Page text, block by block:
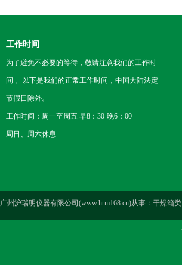
工作时间
为了避免不必要的等待，敬请注意我们的工作时
间 。以下是我们的正常工作时间，中国大陆法定
节假日除外。
工作时间：周一至周五 早8：30-晚6：00
周日、周六休息
广州沪瑞明仪器有限公司(www.hrm168.cn)从事：干燥